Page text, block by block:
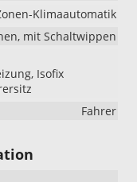
Klimaautomatik
mit Schaltwippen
Isofix
Fahrer